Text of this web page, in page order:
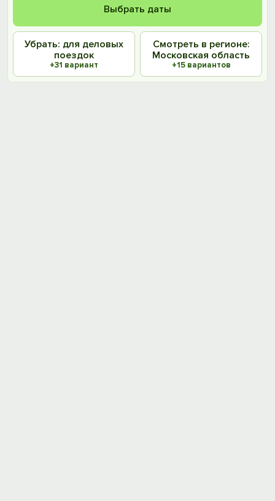
Выбрать даты
Убрать: для деловых
поездок
+31 вариант
Смотреть в регионе:
Московская область
+15 вариантов